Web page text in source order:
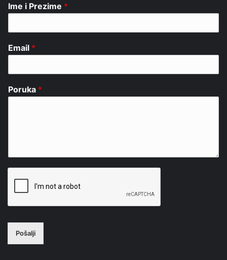
Ime i Prezime *
Email *
Poruka *
Pošalji